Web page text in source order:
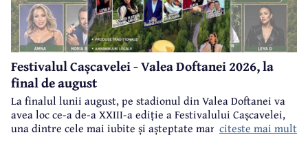
Festivalul Cașcavelei - Valea Doftanei 2026, la
final de august
La finalul lunii august, pe stadionul din Valea Doftanei va
avea loc ce-a de-a XXIII-a ediție a Festivalului Cașcavelei,
una dintre cele mai iubite și așteptate manifestări de acest
citeste mai mult